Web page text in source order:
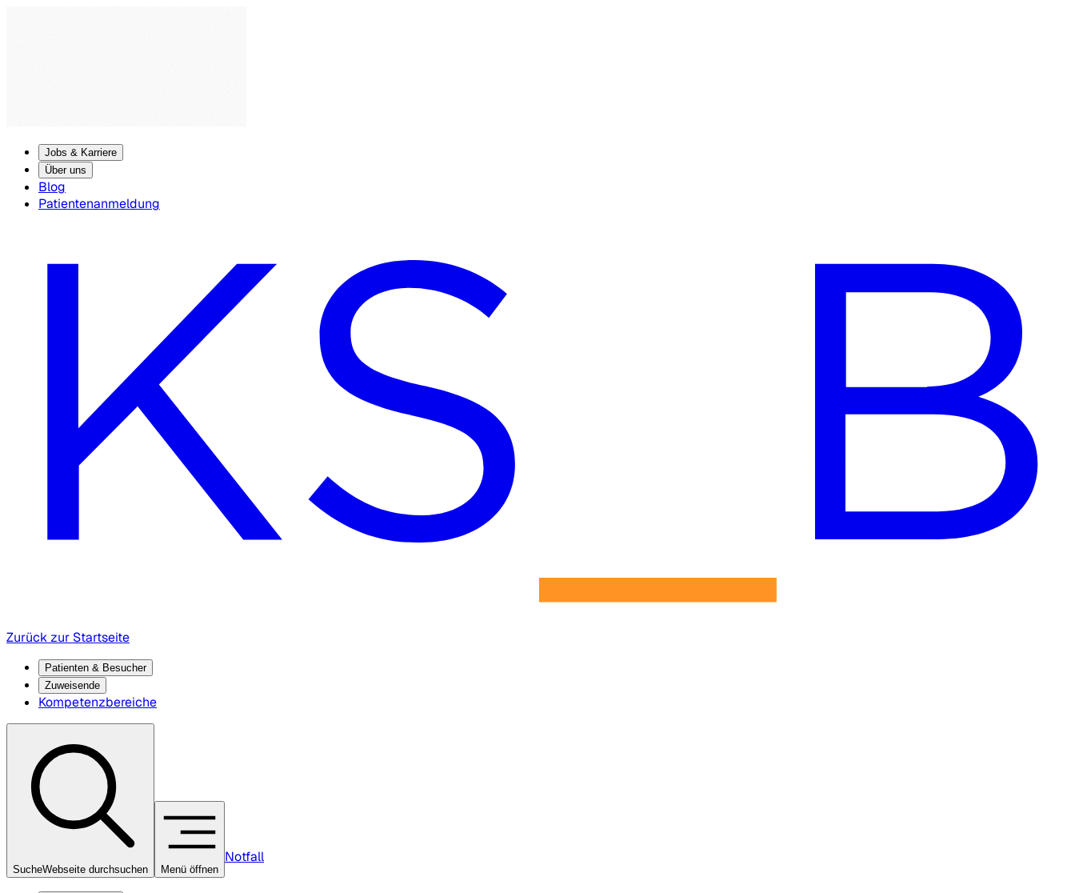
Jobs & Karriere
Über uns
Blog
Patientenanmeldung
Zurück zur Startseite
Patienten & Besucher
Zuweisende
Kompetenzbereiche
SucheWebseite durchsuchen Menü öffnen
Notfall